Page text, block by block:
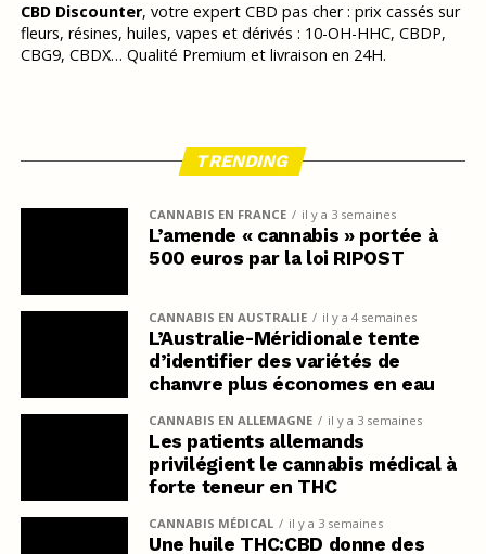
CBD Discounter, votre expert CBD pas cher : prix cassés sur
fleurs, résines, huiles, vapes et dérivés : 10-OH-HHC, CBDP,
CBG9, CBDX… Qualité Premium et livraison en 24H.
TRENDING
CANNABIS EN FRANCE il y a 3 semaines
L’amende « cannabis » portée à
500 euros par la loi RIPOST
CANNABIS EN AUSTRALIE il y a 4 semaines
L’Australie-Méridionale tente
d’identifier des variétés de
chanvre plus économes en eau
CANNABIS EN ALLEMAGNE il y a 3 semaines
Les patients allemands
privilégient le cannabis médical à
forte teneur en THC
CANNABIS MÉDICAL il y a 3 semaines
Une huile THC:CBD donne des